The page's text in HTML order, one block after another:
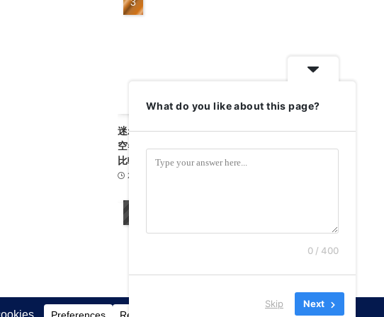
迷わず旅支度！スカイチケット完全ガイド｜航
空券・高速バス・レンタカー・フェリーを賢く
比較
2026-05-22
What do you like about this page?
0 / 400
Skip Next